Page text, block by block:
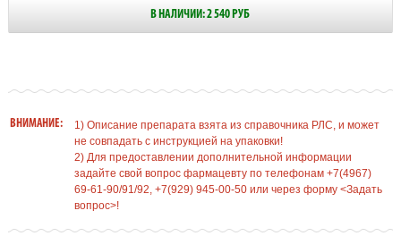
В НАЛИЧИИ: 2 540 РУБ
ВНИМАНИЕ:
1) Описание препарата взята из справочника РЛС, и может
не совпадать с инструкцией на упаковки!
2) Для предоставлении дополнительной информации
задайте свой вопрос фармацевту по телефонам +7(4967)
69-61-90/91/92, +7(929) 945-00-50 или через форму <Задать
вопрос>!